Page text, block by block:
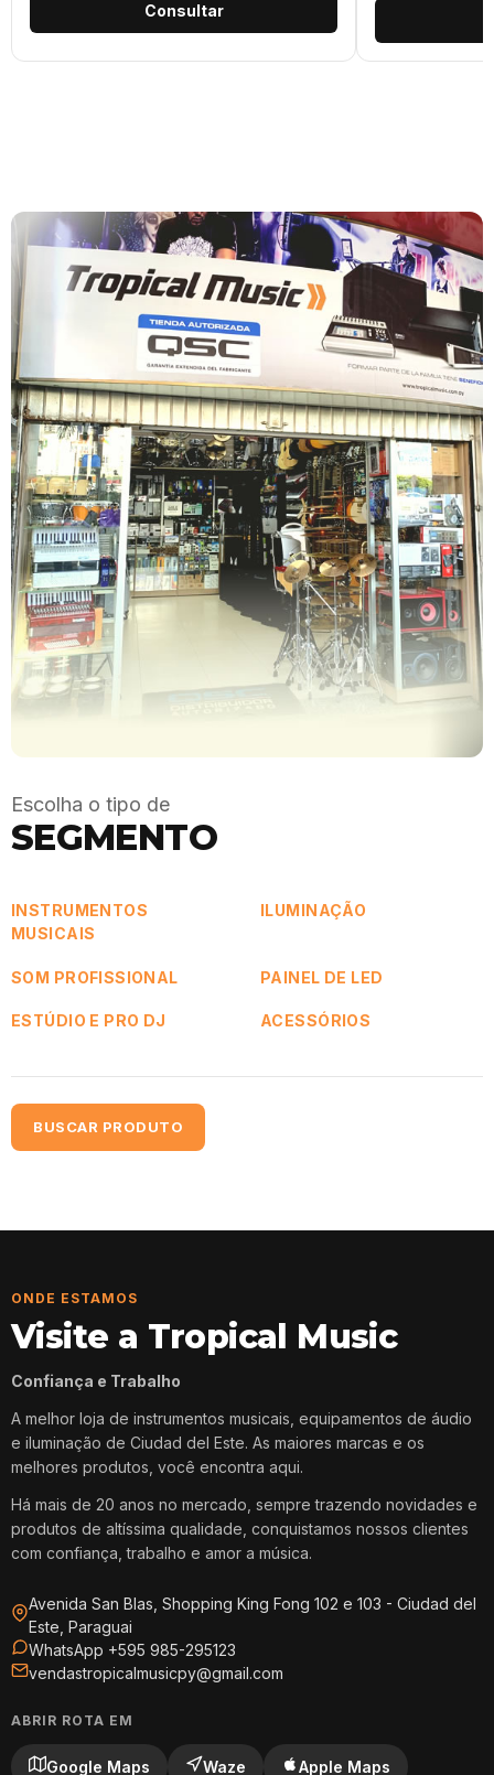
Consultar
Escolha o tipo de
SEGMENTO
INSTRUMENTOS
MUSICAIS
ILUMINAÇÃO
SOM PROFISSIONAL PAINEL DE LED
ESTÚDIO E PRO DJ ACESSÓRIOS
BUSCAR PRODUTO
ONDE ESTAMOS
Visite a Tropical Music
Confiança e Trabalho
A melhor loja de instrumentos musicais, equipamentos de áudio
e iluminação de Ciudad del Este. As maiores marcas e os
melhores produtos, você encontra aqui.
Há mais de 20 anos no mercado, sempre trazendo novidades e
produtos de altíssima qualidade, conquistamos nossos clientes
com confiança, trabalho e amor a música.
Avenida San Blas, Shopping King Fong 102 e 103 - Ciudad del
Este, Paraguai
WhatsApp +595 985-295123
vendastropicalmusicpy@gmail.com
ABRIR ROTA EM
Google Maps Waze Apple Maps